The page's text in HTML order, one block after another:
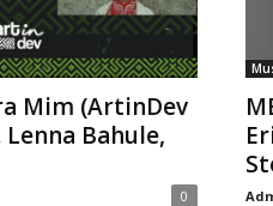
Mim (ArtinDev
Bahule,
0